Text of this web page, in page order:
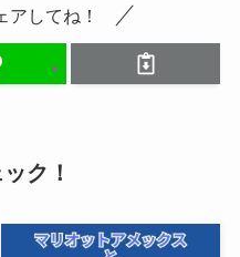
アしてね！
ク！